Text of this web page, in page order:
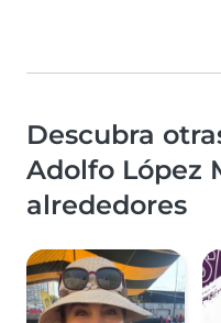
Descubra
Adolfo López
alrededores